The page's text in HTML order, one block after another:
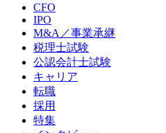
CFO
IPO
M&A／事業承継
税理士試験
公認会計士試験
キャリア
転職
採用
特集